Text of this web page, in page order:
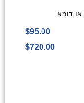
$95.00
$720.00